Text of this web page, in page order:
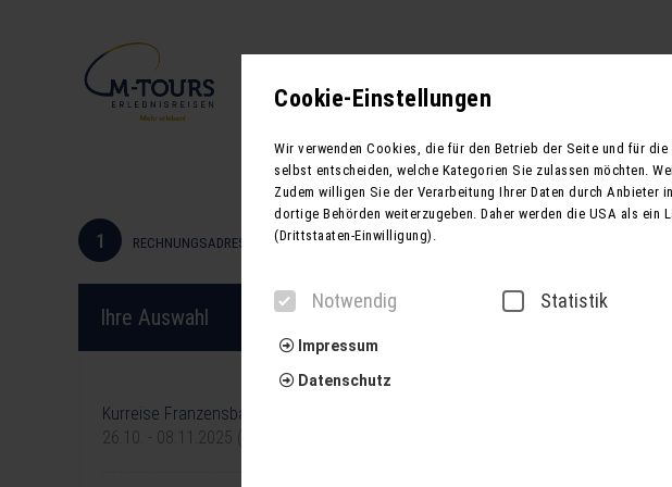
1 RECHNUNGSADRESSE
Ihre Auswahl
Kurreise Franzensbad
26.10. - 08.11.2025 (14 Tage)
Cookie-Einstellungen
Wir verwenden Cookies, die für den Betrieb der Seite und für
selbst entscheiden, welche Kategorien Sie zulassen möchten.
Zudem willigen Sie der Verarbeitung Ihrer Daten durch
dortige Behörden weiterzugeben. Daher werden die USA als ein
(Drittstaaten-Einwilligung).
Notwendig Statistik
Impressum
Datenschutz